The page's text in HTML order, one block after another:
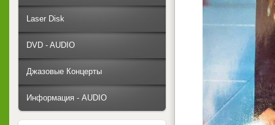
Laser Disk
DVD - AUDIO
Джазовые Концерты
Информация - AUDIO